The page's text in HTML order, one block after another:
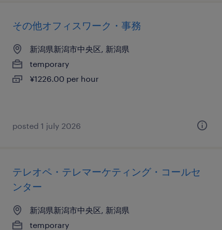
その他オフィスワーク・事務
新潟県新潟市中央区, 新潟県
temporary
¥1226.00 per hour
posted 1 july 2026
テレオペ・テレマーケティング・コールセ
ンター
新潟県新潟市中央区, 新潟県
temporary